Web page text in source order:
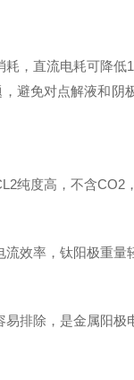
直流电耗可降低
避免对点解液和
度高，不含CO2
率，钛阳极重量
除，是金属阳极